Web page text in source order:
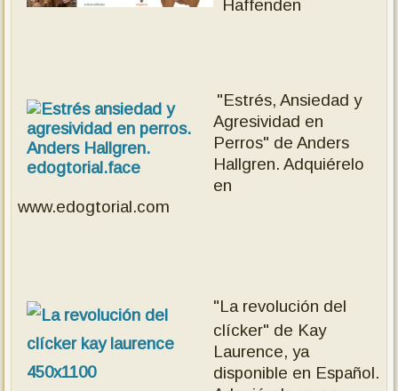
Haffenden
"Estrés, Ansiedad y
Agresividad en
Perros" de Anders
Hallgren.Adquiérelo
en
www.edogtorial.com
"La revolución del
clícker" de Kay
Laurence, ya
disponible en Español.